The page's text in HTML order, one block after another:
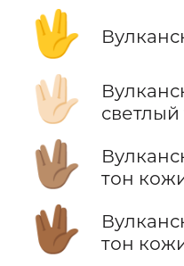
🖖
🖖🏻
🖖🏽
тон
🖖🏾
тон